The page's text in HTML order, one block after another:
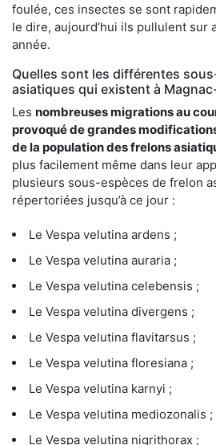
foulée, ces insectes se sont
le dire, aujourd’hui ils pullulent sur
année.
Quelles sont les différentes
asiatiques qui existent à
Les nombreuses migrations au
provoqué de grandes
de la population des frelons
plus facilement même dans leur
plusieurs sous-espèces de frelon
répertoriées jusqu’à ce jour :
Le Vespa velutina ardens ;
Le Vespa velutina auraria ;
Le Vespa velutina celebensis ;
Le Vespa velutina divergens ;
Le Vespa velutina flavitarsus ;
Le Vespa velutina floresiana ;
Le Vespa velutina karnyi ;
Le Vespa velutina mediozonalis ;
Le Vespa velutina nigrithorax ;